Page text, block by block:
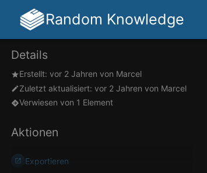
Random Knowledge
Details
Erstellt: vor 2 Jahren von Marcel
Zuletzt aktualisiert: vor 2 Jahren von Marcel
Verwiesen von 1 Element
Aktionen
Exportieren